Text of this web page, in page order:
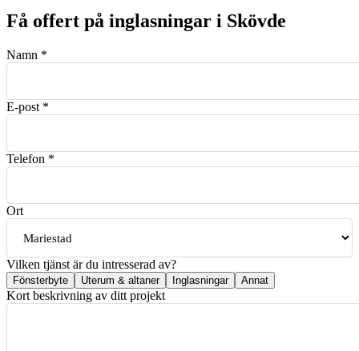
Få offert på inglasningar i Skövde
Namn *
E-post *
Telefon *
Ort
Vilken tjänst är du intresserad av?
Fönsterbyte Uterum & altaner Inglasningar Annat
Kort beskrivning av ditt projekt